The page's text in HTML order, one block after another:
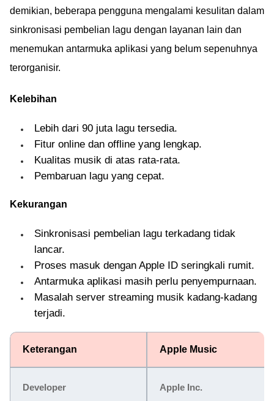
demikian, beberapa pengguna mengalami kesulitan dalam
sinkronisasi pembelian lagu dengan layanan lain dan
menemukan antarmuka aplikasi yang belum sepenuhnya
terorganisir.
Kelebihan
Lebih dari 90 juta lagu tersedia.
Fitur online dan offline yang lengkap.
Kualitas musik di atas rata-rata.
Pembaruan lagu yang cepat.
Kekurangan
Sinkronisasi pembelian lagu terkadang tidak
lancar.
Proses masuk dengan Apple ID seringkali rumit.
Antarmuka aplikasi masih perlu penyempurnaan.
Masalah server streaming musik kadang-kadang
terjadi.
Keterangan Apple Music
Developer Apple Inc.